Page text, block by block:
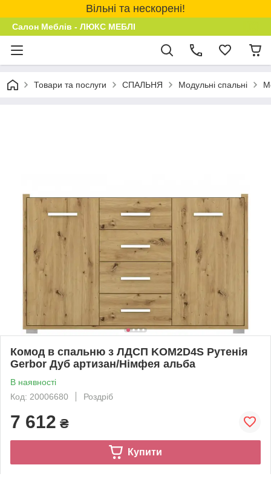
Вільні та нескорені!
Салон Меблів - ЛЮКС МЕБЛІ
Товари та послуги СПАЛЬНЯ Модульні спальні
Комод в спальню з ЛДСП KOM2D4S Рутенія
Gerbor Дуб артизан/Німфея альба
В наявності
Код: 20006680
Роздріб
7 612 ₴
Купити